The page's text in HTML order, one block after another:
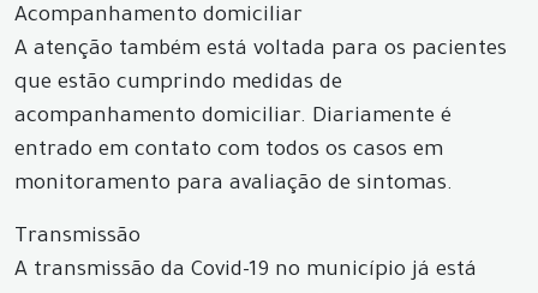
Acompanhamento domiciliar
A atenção também está voltada para os pacientes
que estão cumprindo medidas de
acompanhamento domiciliar. Diariamente é
entrado em contato com todos os casos em
monitoramento para avaliação de sintomas.
Transmissão
A transmissão da Covid-19 no município já está